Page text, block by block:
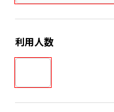
利用人数